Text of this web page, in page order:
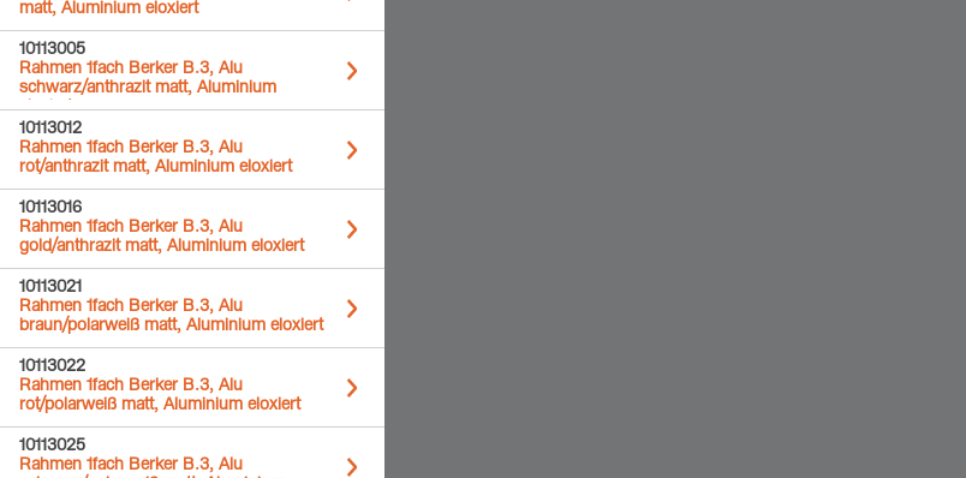
matt, Aluminium eloxiert
10113005
Rahmen 1fach Berker B.3, Alu
schwarz/anthrazit matt, Aluminium
eloxiert
10113012
Rahmen 1fach Berker B.3, Alu
rot/anthrazit matt, Aluminium eloxiert
10113016
Rahmen 1fach Berker B.3, Alu
gold/anthrazit matt, Aluminium eloxiert
10113021
Rahmen 1fach Berker B.3, Alu
braun/polarweiß matt, Aluminium eloxiert
10113022
Rahmen 1fach Berker B.3, Alu
rot/polarweiß matt, Aluminium eloxiert
10113025
Rahmen 1fach Berker B.3, Alu